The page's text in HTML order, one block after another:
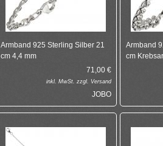
Armband 925 Sterling Silber 21
cm 4,4 mm
71,00 €
inkl. MwSt. zzgl. Versand
JOBO
Armband
cm